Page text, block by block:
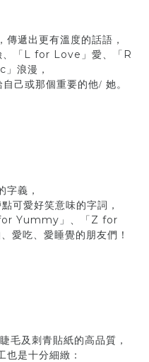
傳遞出 更有溫度的話語，
「 L for Love 」愛、「 R
」浪漫，
自己或那個重要的他/ 她。
字義，
可愛好笑意味的字詞，
Yummy 」、「 Z for
愛吃、愛睡覺的朋友們！
毛及刺青貼紙的高品質，
也是十分細緻：